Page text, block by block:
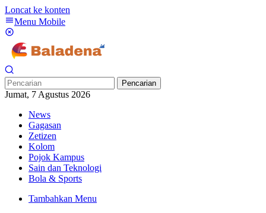
Loncat ke konten
Menu Mobile
Pencarian
Jumat, 7 Agustus 2026
News
Gagasan
Zetizen
Kolom
Pojok Kampus
Sain dan Teknologi
Bola & Sports
Tambahkan Menu